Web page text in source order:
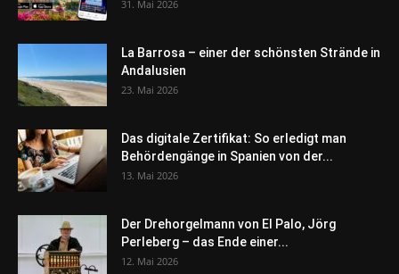
31. Mai 2026
La Barrosa – einer der schönsten Strände in
Andalusien
23. Mai 2026
Das digitale Zertifikat: So erledigt man
Behördengänge in Spanien von der...
13. Mai 2026
Der Drehorgelmann von El Palo, Jörg
Perleberg – das Ende einer...
12. Mai 2026